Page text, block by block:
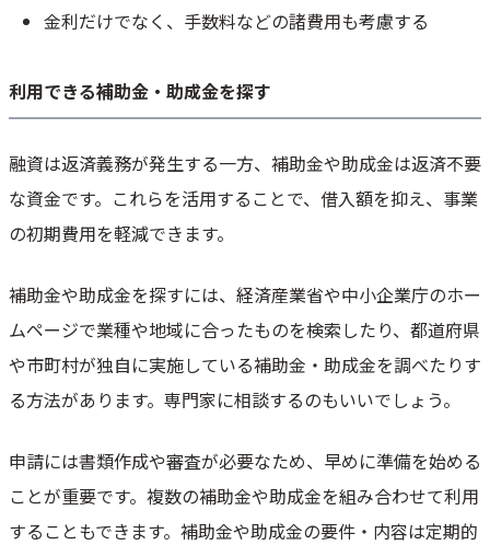
金利だけでなく、手数料などの諸費用も考慮する
利用できる補助金・助成金を探す
融資は返済義務が発生する一方、補助金や助成金は返済不要
な資金です。これらを活用することで、借入額を抑え、事業
の初期費用を軽減できます。
補助金や助成金を探すには、経済産業省や中小企業庁のホー
ムページで業種や地域に合ったものを検索したり、都道府県
や市町村が独自に実施している補助金・助成金を調べたりす
る方法があります。専門家に相談するのもいいでしょう。
申請には書類作成や審査が必要なため、早めに準備を始める
ことが重要です。複数の補助金や助成金を組み合わせて利用
することもできます。補助金や助成金の要件・内容は定期的